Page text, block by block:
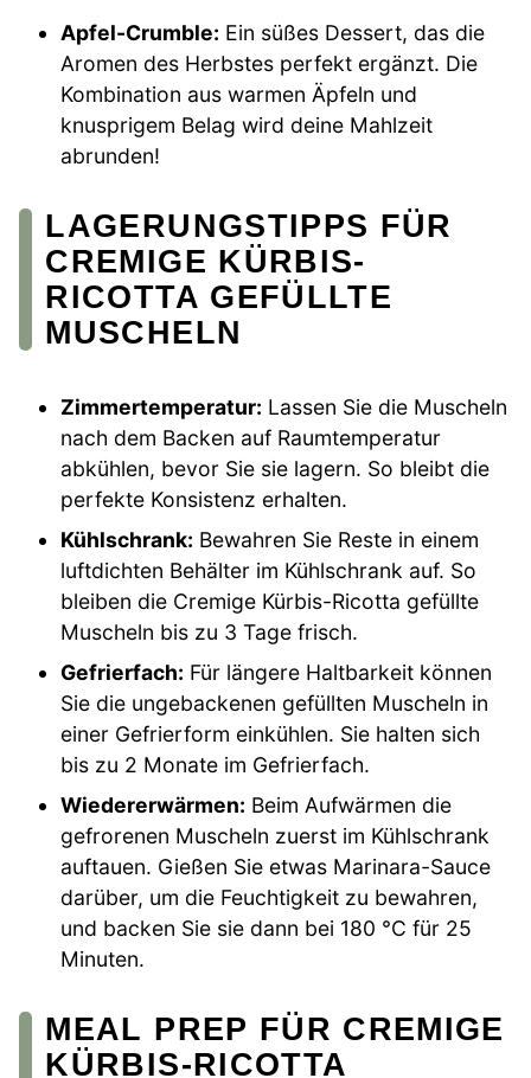
Apfel-Crumble: Ein süßes Dessert, das die
Aromen des Herbstes perfekt ergänzt. Die
Kombination aus warmen Äpfeln und
knusprigem Belag wird deine Mahlzeit
abrunden!
LAGERUNGSTIPPS FÜR
CREMIGE KÜRBIS-
RICOTTA GEFÜLLTE
MUSCHELN
Zimmertemperatur: Lassen Sie die Muscheln
nach dem Backen auf Raumtemperatur
abkühlen, bevor Sie sie lagern. So bleibt die
perfekte Konsistenz erhalten.
Kühlschrank: Bewahren Sie Reste in einem
luftdichten Behälter im Kühlschrank auf. So
bleiben die Cremige Kürbis-Ricotta gefüllte
Muscheln bis zu 3 Tage frisch.
Gefrierfach: Für längere Haltbarkeit können
Sie die ungebackenen gefüllten Muscheln in
einer Gefrierform einkühlen. Sie halten sich
bis zu 2 Monate im Gefrierfach.
Wiedererwärmen: Beim Aufwärmen die
gefrorenen Muscheln zuerst im Kühlschrank
auftauen. Gießen Sie etwas Marinara-Sauce
darüber, um die Feuchtigkeit zu bewahren,
und backen Sie sie dann bei 180 °C für 25
Minuten.
MEAL PREP FÜR CREMIGE
KÜRBIS-RICOTTA